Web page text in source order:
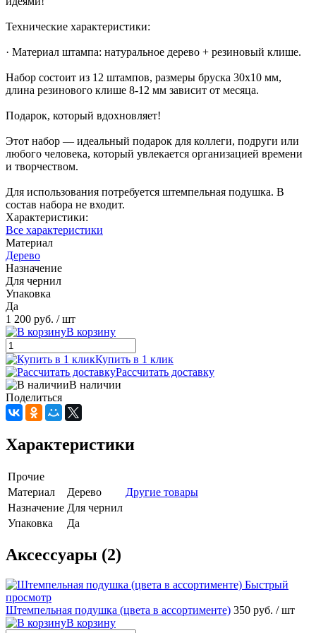
Технические характеристики:
· Материал штампа: натуральное дерево + резиновый клише.
Набор состоит из 12 штампов, размеры бруска 30х10 мм,
длина резинового клише 8-12 мм зависит от месяца.
Подарок, который вдохновляет!
Этот набор — идеальный подарок для коллеги, подруги или
любого человека, который увлекается организацией времени
и творчеством.
Для использования потребуется штемпельная подушка. В
состав набора не входит.
Характеристики:
Все характеристики
Материал
Дерево
Назначение
Для чернил
Упаковка
Да
1 200 руб. / шт
В корзину
Купить в 1 клик
Рассчитать доставку
В наличии
Поделиться
Характеристики
Прочие
Материал
Дерево
Другие товары
Назначение Для чернил
Упаковка
Да
Аксессуары (2)
Быстрый
просмотр
Штемпельная подушка (цвета в ассортименте) 350 руб. / шт
В корзину